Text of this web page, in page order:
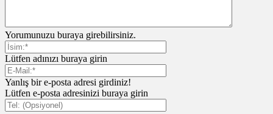
Yorumunuzu buraya girebilirsiniz.
Lütfen adınızı buraya girin
Yanlış bir e-posta adresi girdiniz!
Lütfen e-posta adresinizi buraya girin